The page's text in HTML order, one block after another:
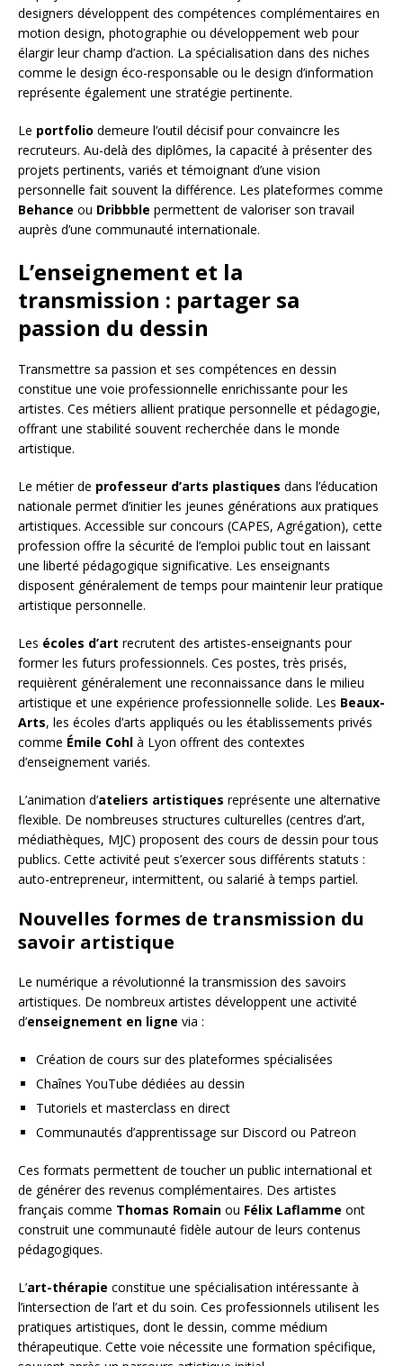
designers développent des compétences complémentaires en
motion design, photographie ou développement web pour
élargir leur champ d’action. La spécialisation dans des niches
comme le design éco-responsable ou le design d’information
représente également une stratégie pertinente.
Le portfolio demeure l’outil décisif pour convaincre les
recruteurs. Au-delà des diplômes, la capacité à présenter des
projets pertinents, variés et témoignant d’une vision
personnelle fait souvent la différence. Les plateformes comme
Behance ou Dribbble permettent de valoriser son travail
auprès d’une communauté internationale.
L’enseignement et la
transmission : partager sa
passion du dessin
Transmettre sa passion et ses compétences en dessin
constitue une voie professionnelle enrichissante pour les
artistes. Ces métiers allient pratique personnelle et pédagogie,
offrant une stabilité souvent recherchée dans le monde
artistique.
Le métier de professeur d’arts plastiques dans l’éducation
nationale permet d’initier les jeunes générations aux pratiques
artistiques. Accessible sur concours (CAPES, Agrégation), cette
profession offre la sécurité de l’emploi public tout en laissant
une liberté pédagogique significative. Les enseignants
disposent généralement de temps pour maintenir leur pratique
artistique personnelle.
Les écoles d’art recrutent des artistes-enseignants pour
former les futurs professionnels. Ces postes, très prisés,
requièrent généralement une reconnaissance dans le milieu
artistique et une expérience professionnelle solide. Les Beaux-
Arts, les écoles d’arts appliqués ou les établissements privés
comme Émile Cohl à Lyon offrent des contextes
d’enseignement variés.
L’animation d’ateliers artistiques représente une alternative
flexible. De nombreuses structures culturelles (centres d’art,
médiathèques, MJC) proposent des cours de dessin pour tous
publics. Cette activité peut s’exercer sous différents statuts :
auto-entrepreneur, intermittent, ou salarié à temps partiel.
Nouvelles formes de transmission du
savoir artistique
Le numérique a révolutionné la transmission des savoirs
artistiques. De nombreux artistes développent une activité
d’enseignement en ligne via :
Création de cours sur des plateformes spécialisées
Chaînes YouTube dédiées au dessin
Tutoriels et masterclass en direct
Communautés d’apprentissage sur Discord ou Patreon
Ces formats permettent de toucher un public international et
de générer des revenus complémentaires. Des artistes
français comme Thomas Romain ou Félix Laflamme ont
construit une communauté fidèle autour de leurs contenus
pédagogiques.
L’art-thérapie constitue une spécialisation intéressante à
l’intersection de l’art et du soin. Ces professionnels utilisent les
pratiques artistiques, dont le dessin, comme médium
thérapeutique. Cette voie nécessite une formation spécifique,